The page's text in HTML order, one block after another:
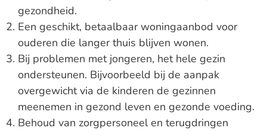
gezondheid.
Een geschikt, betaalbaar woningaanbod voor
ouderen die langer thuis blijven wonen.
Bij problemen met jongeren, het hele gezin
ondersteunen. Bijvoorbeeld bij de aanpak
overgewicht via de kinderen de gezinnen
meenemen in gezond leven en gezonde voeding.
Behoud van zorgpersoneel en terugdringen